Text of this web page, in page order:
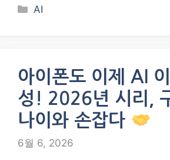
Categories
AI
아이폰도 이제 AI
성! 2026년 시리,
나이와 손잡다
6월 6, 2026